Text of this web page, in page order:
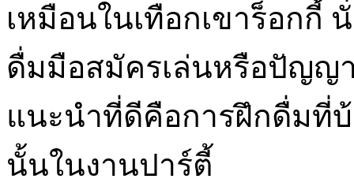
เหมือนในเทือกเขาร็อกกี้
ดื่มมือสมัครเล่นหรือปัญญ
แนะนำที่ดีคือการฝึกดื่มที่
นั้นในงานปาร์ตี้